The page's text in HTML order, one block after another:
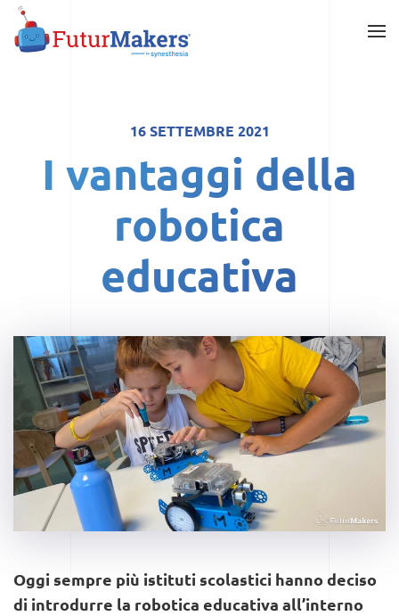
Skip
16 SETTEMBRE 2021
I vantaggi della
robotica
educativa
Oggi sempre più istituti scolastici hanno deciso
di introdurre la robotica educativa all’interno